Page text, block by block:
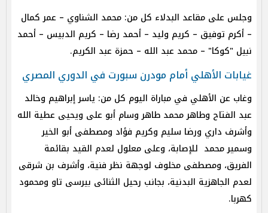
وجلس على مقاعد البدلاء كل من: محمد الشناوي – عمر كمال
– أكرم توفيق – كريم وليد – أحمد رضا – كريم الدبيس – أحمد
نبيل "كوكا" – محمد عبد الله – حمزة عبد الكريم.
غيابات الأهلي أمام مودرن سبورت في الدوري المصري
وغاب عن الأهلي في مباراة اليوم كل من: ياسر إبراهيم وخالد
عبد الفتاح وطاهر محمد طاهر وسام أبو على ويحيى عطية الله
وأشرف داري ورضا سليم وكريم فؤاد ومصطفى أبو الخير
وسمير محمد للإصابة، وعلى معلول لعدم القيد بقائمة
الفريق، ومصطفى مخلوف لوجهة نظر فنية، وأشرف بن شرقى
لعدم الجاهزية البدنية، بجانب رحيل الثنائى بيرسى تاو ومحمود
كهربا.